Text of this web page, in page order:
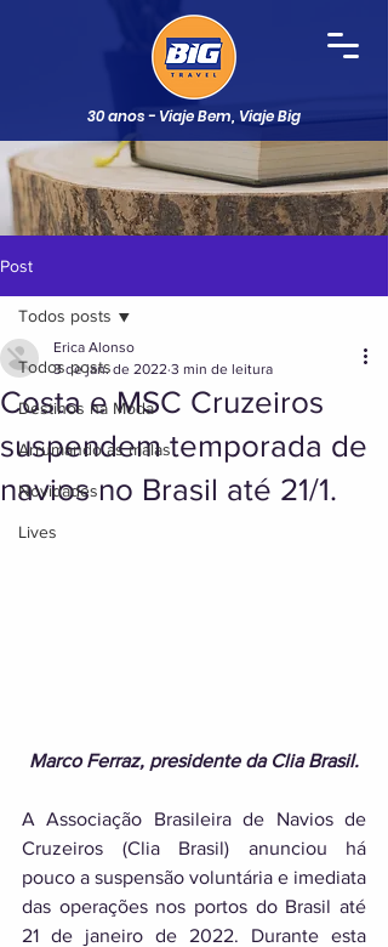
30 anos - Viaje Bem, Viaje Big
Post
Todos posts
Destinos na Moda
Arrumando as malas
Novidades
Lives
Todos posts
Costa e MSC Cruzeiros
suspendem temporada de
navios no Brasil até 21/1.
Erica Alonso
3 de jan. de 2022 3 min de leitura
Marco Ferraz, presidente da Clia Brasil.
A Associação Brasileira de Navios de
Cruzeiros (Clia Brasil) anunciou há
pouco a suspensão voluntária e imediata
das operações nos portos do Brasil até
21 de janeiro de 2022. Durante esta